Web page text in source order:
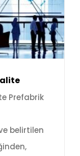
Prefabrik
belirtilen